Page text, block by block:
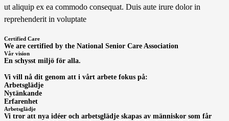
ut aliquip ex ea commodo consequat. Duis aute irure dolor in
reprehenderit in voluptate
Certified Care
We are certified by the National Senior Care Association
Vår vision
En schysst miljö för alla.
Vi vill nå dit genom att i vårt arbete fokus på:
Arbetsglädje
Nytänkande
Erfarenhet
Arbetsglädje
Vi tror att nya idéer och arbetsglädje skapas av människor som får